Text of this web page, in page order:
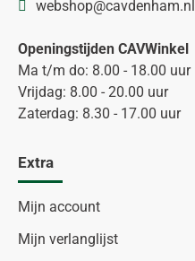
webshop@cavdenham.nl
Openingstijden CAVWinkel
Ma t/m do: 8.00 - 18.00 uur
Vrijdag: 8.00 - 20.00 uur
Zaterdag: 8.30 - 17.00 uur
Extra
Mijn account
Mijn verlanglijst